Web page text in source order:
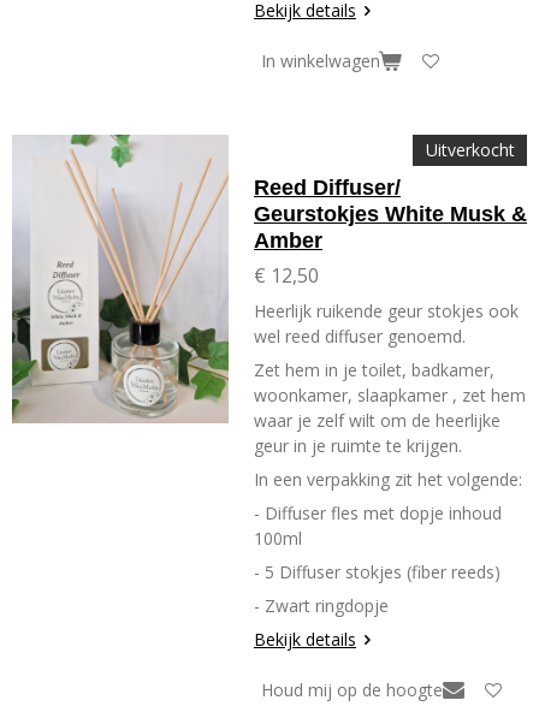
Bekijk details
In winkelwagen
Uitverkocht
Reed Diffuser/
Geurstokjes White Musk &
Amber
€ 12,50
Heerlijk ruikende geur stokjes ook
wel reed diffuser genoemd.
Zet hem in je toilet, badkamer,
woonkamer, slaapkamer , zet hem
waar je zelf wilt om de heerlijke
geur in je ruimte te krijgen.
In een verpakking zit het volgende:
- Diffuser fles met dopje inhoud
100ml
- 5 Diffuser stokjes (fiber reeds)
- Zwart ringdopje
Bekijk details
Houd mij op de hoogte